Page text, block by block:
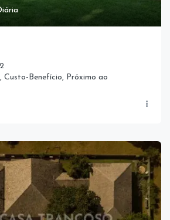
Custo-Benefício, Próximo ao